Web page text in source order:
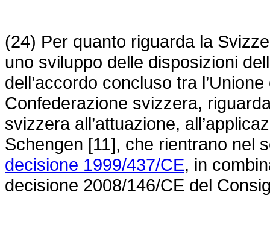
(24) Per quanto riguarda la
uno sviluppo delle disposizioni
dell’accordo concluso tra
Confederazione svizzera,
svizzera all’attuazione,
Schengen [11], che rientrano nel
decisione 1999/437/CE, in
decisione 2008/146/CE del